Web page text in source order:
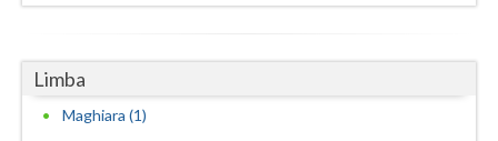
Limba
Maghiara (1)